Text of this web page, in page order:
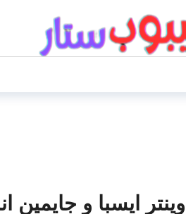
وينتر ايسبا و جايمين